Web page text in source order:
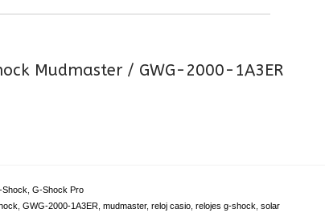
Mudmaster / GWG-2000-1A3ER
Shock G-Shock Pro
GWG-2000-1A3ER, mudmaster, reloj casio, relojes g-shock solar